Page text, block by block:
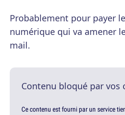
Probablement pour payer
numérique qui va amener
mail.
Contenu bloqué par vos
Ce contenu est fourni par un service